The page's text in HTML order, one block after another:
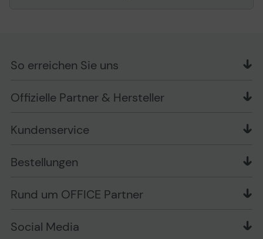
Offizielle Partner & Hersteller
Kundenservice
Bewertungsrichtlinien
Wissen mit OP
Markenshops
Garantiearten
Bestellungen
Versand im Namen Dritter
Muster-Widerrufsformular
Rund um OFFICE Partner
Stellenangebote
So erreichen Sie uns
Schlesierring 35
Telefon: +49 (0) 2542 / 9558250
Ansprechpartner bei fehlerhafter Ware und Schäden
Social Media